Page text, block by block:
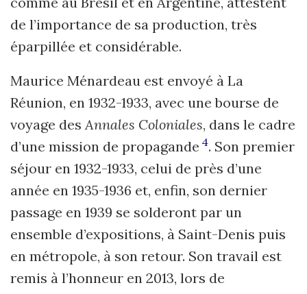
de l’importance de sa production, très
éparpillée et considérable.
Maurice Ménardeau est envoyé à La
Réunion, en 1932-1933, avec une bourse de
voyage des Annales Coloniales, dans le cadre
d’une mission de propagande 4. Son premier
séjour en 1932-1933, celui de près d’une
année en 1935-1936 et, enfin, son dernier
passage en 1939 se solderont par un
ensemble d’expositions, à Saint-Denis puis
en métropole, à son retour. Son travail est
remis à l’honneur en 2013, lors de